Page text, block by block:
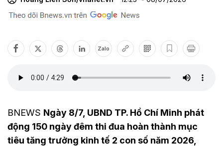
Zalo
BNEWS Ngày 8/7, UBND TP. Hồ Chí Minh phát
động 150 ngày đêm thi đua hoàn thành mục
tiêu tăng trưởng kinh tế 2 con số năm 2026,